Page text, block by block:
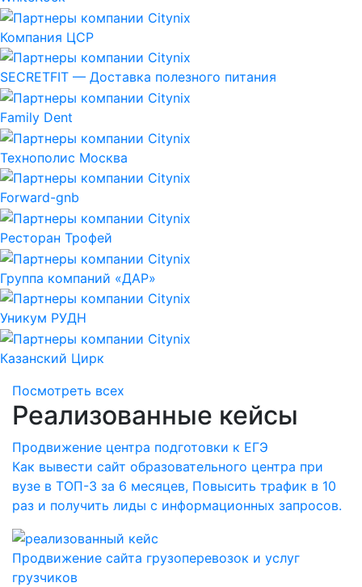
Компания ЦСР
SECRETFIT — Доставка полезного питания
Family Dent
Технополис Москва
Forward-gnb
Ресторан Трофей
Группа компаний «ДАР»
Уникум РУДН
Казанский Цирк
Посмотреть всех
Реализованные кейсы
Продвижение центра подготовки к ЕГЭ
Как вывести сайт образовательного центра при
вузе в ТОП-3 за 6 месяцев, Повысить трафик в 10
раз и получить лиды с информационных запросов.
Продвижение сайта грузоперевозок и услуг
грузчиков